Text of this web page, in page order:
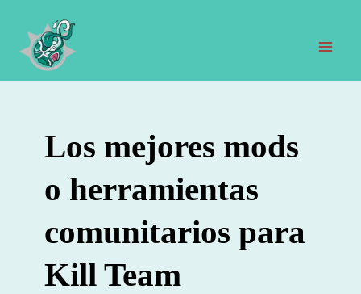
contenido
Los mejores mods
o herramientas
comunitarios para
Kill Team